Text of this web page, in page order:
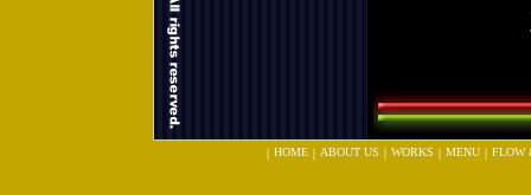
｜ HOME ｜ ABOUT US ｜ WORKS ｜ MENU ｜ FLOW